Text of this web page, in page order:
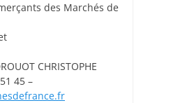
des Marchés de
CHRISTOPHE
45 –